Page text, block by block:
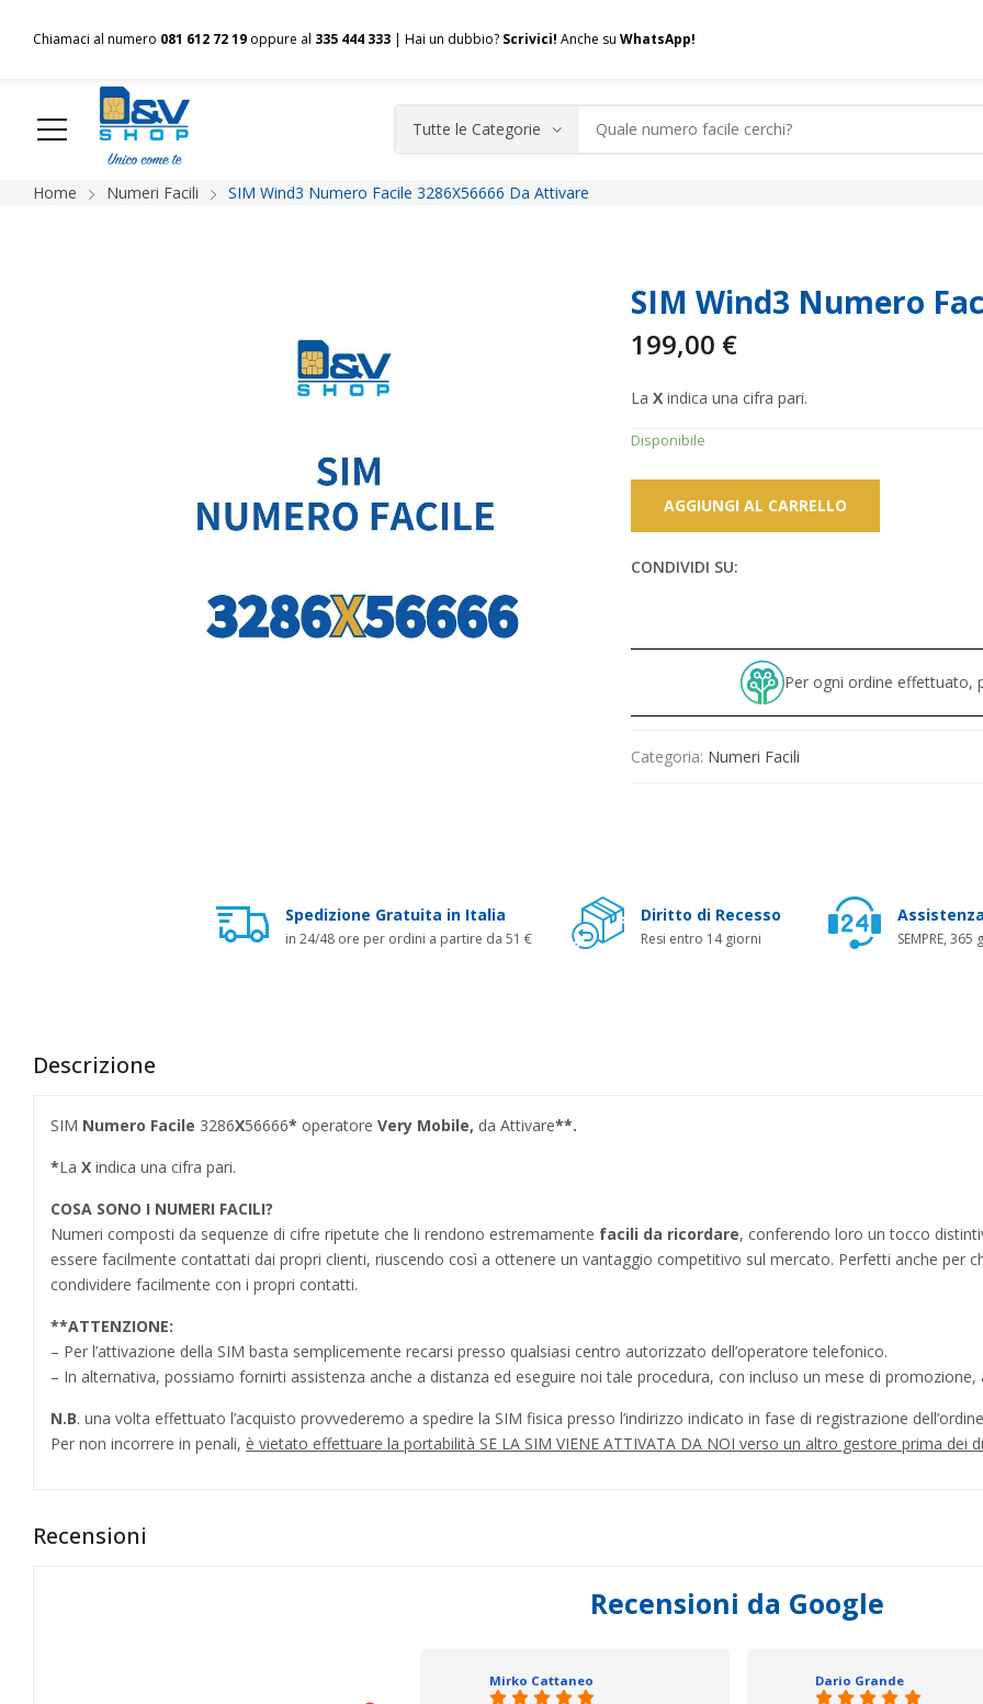
Chiamaci al numero 081 612 72 19 oppure al 335 444 333 | Hai un dubbio? Scrivici! Anche su WhatsApp!
HOME Chi siamo Shop Spedizioni Pagamenti F.A.Q. Contatti
Home Numeri Facili SIM Wind3 Numero Facile 3286X56666 Da Attivare
SIM Wind3 Numero
199,00 €
La X indica una cifra pari.
Disponibile
AGGIUNGI AL CARRELLO
CONDIVIDI SU:
Per ogni ordine effettuato,
Categoria: Numeri Facili
Spedizione Gratuita in Italia
in 24/48 ore per ordini a partire da 51 €
Diritto di Recesso
Resi entro 14 giorni SEMPRE, 365
Descrizione
SIM Numero Facile 3286X56666* operatore Very Mobile, da Attivare**.
*La X indica una cifra pari.
COSA SONO I NUMERI FACILI?
Numeri composti da sequenze di cifre ripetute che li rendono estremamente facili da ricordare, conferendo loro un tocco
essere facilmente contattati dai propri clienti, riuscendo così a ottenere un vantaggio competitivo sul mercato. Perfetti anche per
condividere facilmente con i propri contatti.
**ATTENZIONE:
– Per l’attivazione della SIM basta semplicemente recarsi presso qualsiasi centro autorizzato dell’operatore telefonico.
– In alternativa, possiamo fornirti assistenza anche a distanza ed eseguire noi tale procedura, con incluso un mese di promozione,
N.B. una volta effettuato l’acquisto provvederemo a spedire la SIM fisica presso l’indirizzo indicato in fase di registrazione
Per non incorrere in penali, è vietato effettuare la portabilità SE LA SIM VIENE ATTIVATA DA NOI verso un altro gestore prima dei
Recensioni
Recensioni da Google
Mirko Cattaneo Dario Grande